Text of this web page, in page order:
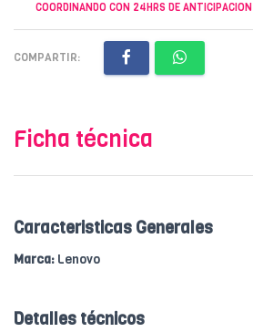
COORDINANDO CON 24HRS DE ANTICIPACION
COMPARTIR:
Ficha técnica
Caracteristicas Generales
Marca: Lenovo
Detalles técnicos